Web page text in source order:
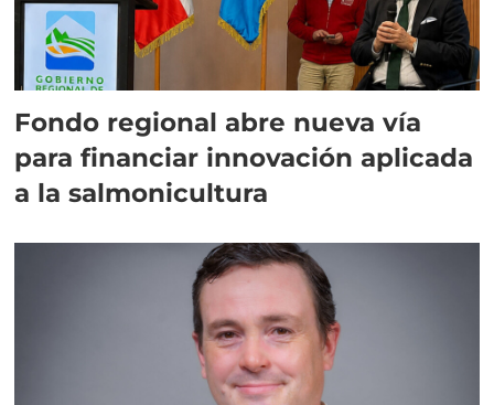
Fondo regional abre nueva vía
para financiar innovación aplicada
a la salmonicultura